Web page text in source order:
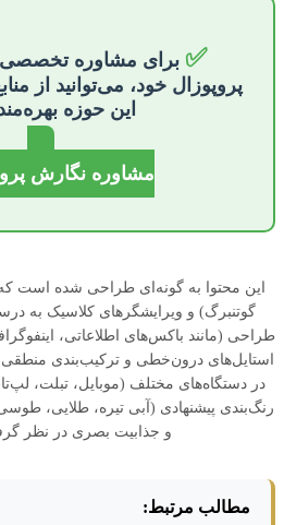
✅ برای مشاوره
پروپوزال خود، می‌توانید از
این حوزه
مشاوره نگارش
این محتوا به گونه‌ای طراحی شده است که
گوتنبرگ) و ویرایشگرهای کلاسیک به
طراحی (مانند باکس‌های اطلاعاتی،
استایل‌های درون‌خطی و ترکیب‌بندی منطقی،
در دستگاه‌های مختلف (موبایل، تبلت،
رنگ‌بندی پیشنهادی (آبی تیره، طلایی،
و جذابیت بصری در نظر
مطالب مرتبط: